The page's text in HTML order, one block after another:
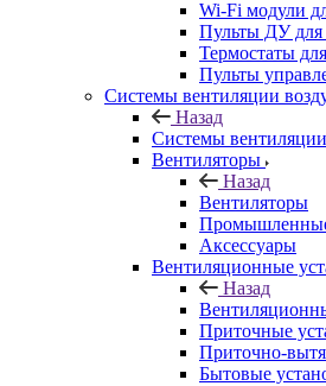
Wi-Fi модули
Пульты ДУ для
Термостаты
Пульты
Системы вентиляции
Назад
Системы вентиляции
Вентиляторы
Назад
Вентиляторы
Аксессуары
Вентиляционные
Назад
Приточные
Приточно-
Бытовые